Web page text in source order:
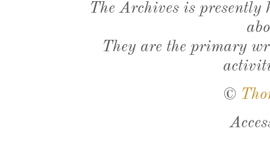
The Archives is presently
They are the primary
©